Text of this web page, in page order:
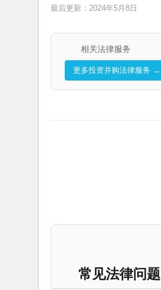
最后更新：2024年5月8日
相关法律服务
更多投资并购法律服务 →
常见法律问题